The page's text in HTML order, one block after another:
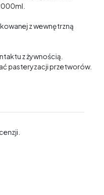
z wewnętrzną
z żywnością.
pasteryzacji przetworów.